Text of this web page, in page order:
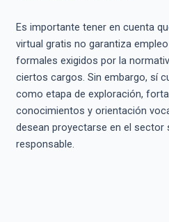
Es importante tener en cuenta
virtual gratis no garantiza
formales exigidos por la
ciertos cargos. Sin embargo, sí
como etapa de exploración,
conocimientos y orientación
desean proyectarse en el sector
responsable.